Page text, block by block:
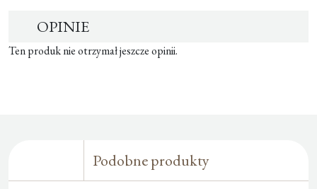
OPINIE
Ten produk nie otrzymał jeszcze opinii.
Podobne produkty